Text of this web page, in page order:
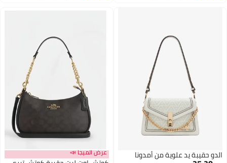
الدو حقيبة يد علوية من أمدونا عرض الميجا 📣